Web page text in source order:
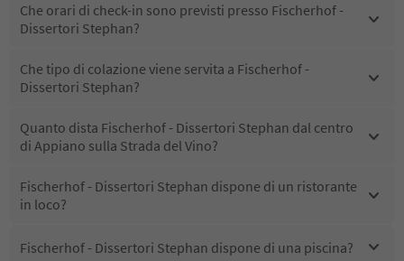
Che orari di check-in sono previsti presso Fischerhof -
Dissertori Stephan?
Che tipo di colazione viene servita a Fischerhof -
Dissertori Stephan?
Quanto dista Fischerhof - Dissertori Stephan dal centro
di Appiano sulla Strada del Vino?
Fischerhof - Dissertori Stephan dispone di un ristorante
in loco?
Fischerhof - Dissertori Stephan dispone di una piscina?